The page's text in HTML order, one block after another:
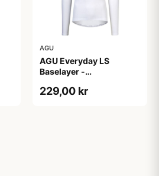
AGU
AGU Everyday LS
Baselayer -
Ærmer - Herre - Hvid -
229,00 kr